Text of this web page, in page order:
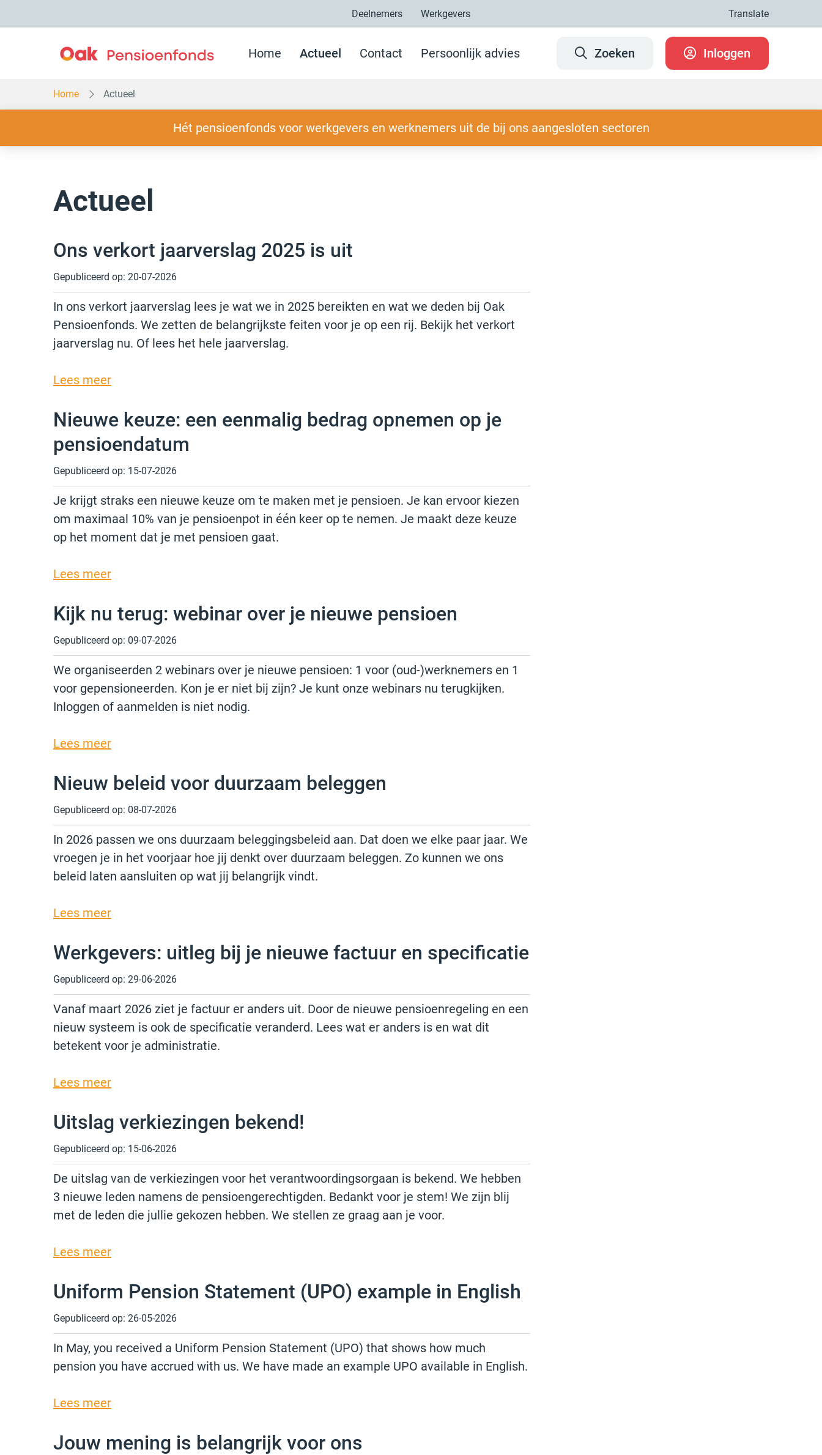
naar
Deelnemers Werkgevers Translate
Home Actueel Contact Persoonlijk advies Zoeken Inloggen
Home Actueel
Hét pensioenfonds voor werkgevers en werknemers uit de bij ons aangesloten sectoren
Actueel
Ons verkort jaarverslag 2025 is uit
Gepubliceerd op: 20-07-2026
In ons verkort jaarverslag lees je wat we in 2025 bereikten en wat we deden bij Oak
Pensioenfonds. We zetten de belangrijkste feiten voor je op een rij. Bekijk het verkort
jaarverslag nu. Of lees het hele jaarverslag.
Lees meer
Nieuwe keuze: een eenmalig bedrag opnemen op je
pensioendatum
Gepubliceerd op: 15-07-2026
Je krijgt straks een nieuwe keuze om te maken met je pensioen. Je kan ervoor kiezen
om maximaal 10% van je pensioenpot in één keer op te nemen. Je maakt deze keuze
op het moment dat je met pensioen gaat.
Lees meer
Kijk nu terug: webinar over je nieuwe pensioen
Gepubliceerd op: 09-07-2026
We organiseerden 2 webinars over je nieuwe pensioen: 1 voor (oud-)werknemers en 1
voor gepensioneerden. Kon je er niet bij zijn? Je kunt onze webinars nu terugkijken.
Inloggen of aanmelden is niet nodig.
Lees meer
Nieuw beleid voor duurzaam beleggen
Gepubliceerd op: 08-07-2026
In 2026 passen we ons duurzaam beleggingsbeleid aan. Dat doen we elke paar jaar. We
vroegen je in het voorjaar hoe jij denkt over duurzaam beleggen. Zo kunnen we ons
beleid laten aansluiten op wat jij belangrijk vindt.
Lees meer
Werkgevers: uitleg bij je nieuwe factuur en specificatie
Gepubliceerd op: 29-06-2026
Vanaf maart 2026 ziet je factuur er anders uit. Door de nieuwe pensioenregeling en een
nieuw systeem is ook de specificatie veranderd. Lees wat er anders is en wat dit
betekent voor je administratie.
Lees meer
Uitslag verkiezingen bekend!
Gepubliceerd op: 15-06-2026
De uitslag van de verkiezingen voor het verantwoordingsorgaan is bekend. We hebben
3 nieuwe leden namens de pensioengerechtigden. Bedankt voor je stem! We zijn blij
met de leden die jullie gekozen hebben. We stellen ze graag aan je voor.
Lees meer
Uniform Pension Statement (UPO) example in English
Gepubliceerd op: 26-05-2026
In May, you received a Uniform Pension Statement (UPO) that shows how much
pension you have accrued with us. We have made an example UPO available in English.
Lees meer
Jouw mening is belangrijk voor ons